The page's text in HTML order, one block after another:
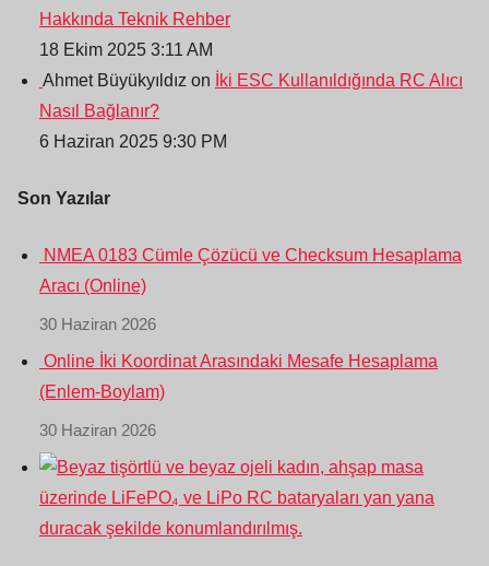
Hakkında Teknik Rehber
18 Ekim 2025 3:11 AM
Ahmet Büyükyıldız on
İki ESC Kullanıldığında RC Alıcı
Nasıl Bağlanır?
6 Haziran 2025 9:30 PM
Son Yazılar
NMEA 0183 Cümle Çözücü ve Checksum Hesaplama
Aracı (Online)
30 Haziran 2026
Online İki Koordinat Arasındaki Mesafe Hesaplama
(Enlem-Boylam)
30 Haziran 2026